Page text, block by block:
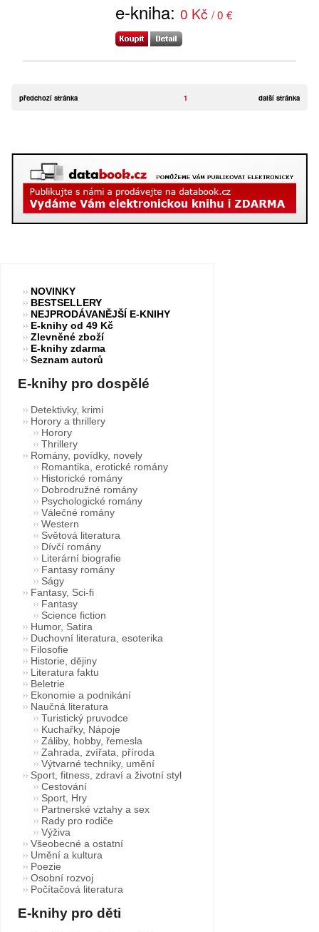
e-kniha: 0 Kč / 0 €
další stránka
předchozí stránka 1
NOVINKY
BESTSELLERY
NEJPRODÁVANĚJŠÍ E-KNIHY
E-knihy od 49 Kč
Zlevněné zboží
E-knihy zdarma
Seznam autorů
E-knihy pro dospělé
Detektivky, krimi
Horory a thrillery
Horory
Thrillery
Romány, povídky, novely
Romantika, erotické romány
Historické romány
Dobrodružné romány
Psychologické romány
Válečné romány
Western
Světová literatura
Dívčí romány
Literární biografie
Fantasy romány
Ságy
Fantasy, Sci-fi
Fantasy
Science fiction
Humor, Satira
Duchovní literatura, esoterika
Filosofie
Historie, dějiny
Literatura faktu
Beletrie
Ekonomie a podnikání
Naučná literatura
Turistický pruvodce
Kuchařky, Nápoje
Záliby, hobby, řemesla
Zahrada, zvířata, příroda
Výtvarné techniky, umění
Sport, fitness, zdraví a životní styl
Cestování
Sport, Hry
Partnerské vztahy a sex
Rady pro rodiče
Výživa
Všeobecné a ostatní
Umění a kultura
Poezie
Osobní rozvoj
Počítačová literatura
E-knihy pro děti